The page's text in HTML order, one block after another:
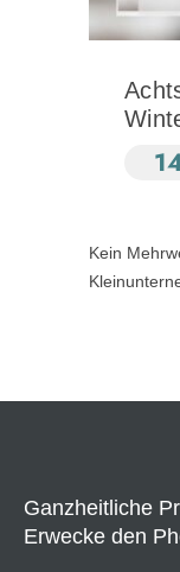
Kein
Ganzheitliche
Erwecke den